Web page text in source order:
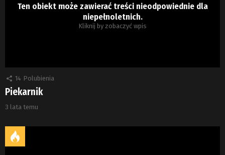
Ten obiekt może zawierać treści nieodpowiednie dla
niepełnoletnich.
Kliknij by zobaczyć wpis
14 Polubienia
Piekarnik
3 lata temu